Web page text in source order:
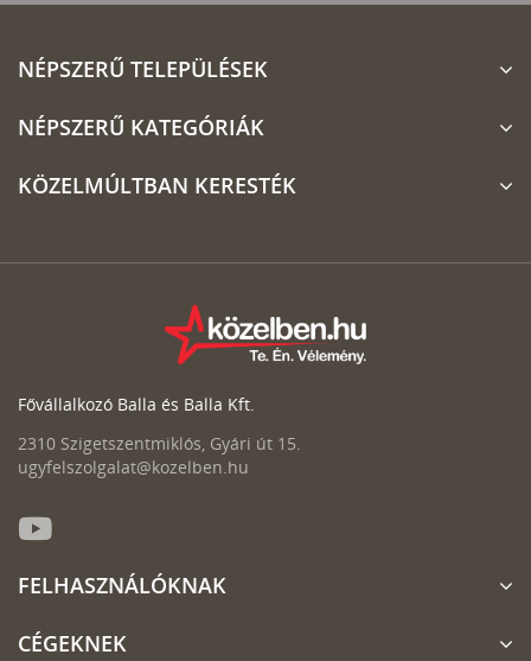
NÉPSZERŰ TELEPÜLÉSEK
NÉPSZERŰ KATEGÓRIÁK
KÖZELMÚLTBAN KERESTÉK
Fővállalkozó Balla és Balla Kft.
2310 Szigetszentmiklós, Gyári út 15.
ugyfelszolgalat@kozelben.hu
FELHASZNÁLÓKNAK
CÉGEKNEK